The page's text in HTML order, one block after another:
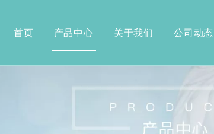
首页 产品中心 关于我们 公司动态